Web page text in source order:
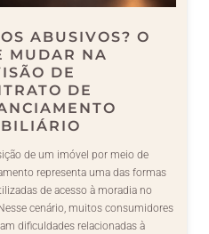
ABUSIVOS? O
MUDAR NA
DE
DE
de um imóvel por meio de
representa uma das formas
de acesso à moradia no
cenário, muitos consumidores
dificuldades relacionadas à